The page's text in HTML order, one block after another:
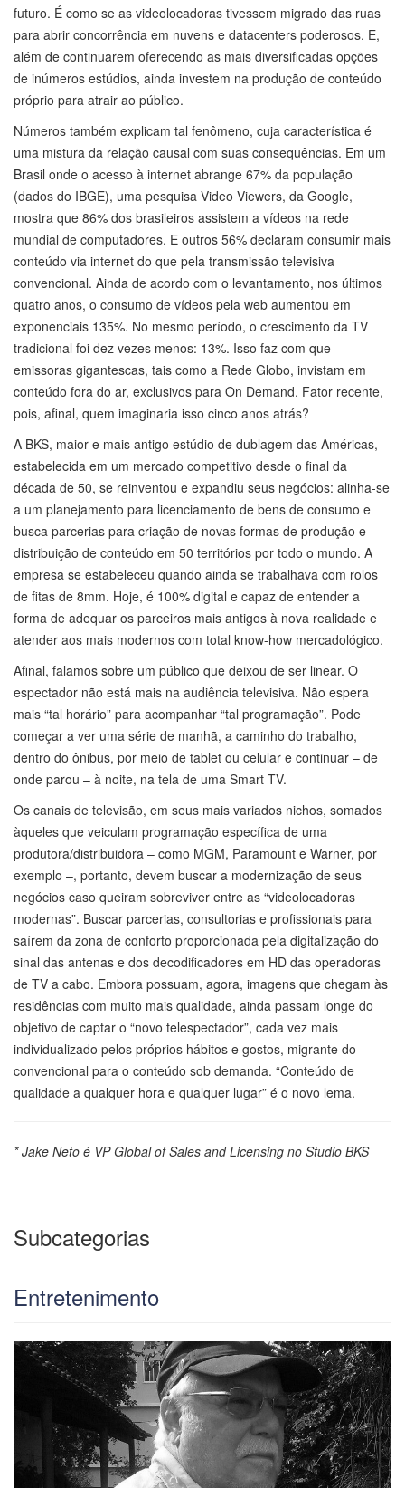
futuro. É como se as videolocadoras tivessem migrado das ruas
para abrir concorrência em nuvens e datacenters poderosos. E,
além de continuarem oferecendo as mais diversificadas opções
de inúmeros estúdios, ainda investem na produção de conteúdo
próprio para atrair ao público.
Números também explicam tal fenômeno, cuja característica é
uma mistura da relação causal com suas consequências. Em um
Brasil onde o acesso à internet abrange 67% da população
(dados do IBGE), uma pesquisa Video Viewers, da Google,
mostra que 86% dos brasileiros assistem a vídeos na rede
mundial de computadores. E outros 56% declaram consumir mais
conteúdo via internet do que pela transmissão televisiva
convencional. Ainda de acordo com o levantamento, nos últimos
quatro anos, o consumo de vídeos pela web aumentou em
exponenciais 135%. No mesmo período, o crescimento da TV
tradicional foi dez vezes menos: 13%. Isso faz com que
emissoras gigantescas, tais como a Rede Globo, invistam em
conteúdo fora do ar, exclusivos para On Demand. Fator recente,
pois, afinal, quem imaginaria isso cinco anos atrás?
A BKS, maior e mais antigo estúdio de dublagem das Américas,
estabelecida em um mercado competitivo desde o final da
década de 50, se reinventou e expandiu seus negócios: alinha-se
a um planejamento para licenciamento de bens de consumo e
busca parcerias para criação de novas formas de produção e
distribuição de conteúdo em 50 territórios por todo o mundo. A
empresa se estabeleceu quando ainda se trabalhava com rolos
de fitas de 8mm. Hoje, é 100% digital e capaz de entender a
forma de adequar os parceiros mais antigos à nova realidade e
atender aos mais modernos com total know-how mercadológico.
Afinal, falamos sobre um público que deixou de ser linear. O
espectador não está mais na audiência televisiva. Não espera
mais “tal horário” para acompanhar “tal programação”. Pode
começar a ver uma série de manhã, a caminho do trabalho,
dentro do ônibus, por meio de tablet ou celular e continuar – de
onde parou – à noite, na tela de uma Smart TV.
Os canais de televisão, em seus mais variados nichos, somados
àqueles que veiculam programação específica de uma
produtora/distribuidora – como MGM, Paramount e Warner, por
exemplo –, portanto, devem buscar a modernização de seus
negócios caso queiram sobreviver entre as “videolocadoras
modernas”. Buscar parcerias, consultorias e profissionais para
saírem da zona de conforto proporcionada pela digitalização do
sinal das antenas e dos decodificadores em HD das operadoras
de TV a cabo. Embora possuam, agora, imagens que chegam às
residências com muito mais qualidade, ainda passam longe do
objetivo de captar o “novo telespectador”, cada vez mais
individualizado pelos próprios hábitos e gostos, migrante do
convencional para o conteúdo sob demanda. “Conteúdo de
qualidade a qualquer hora e qualquer lugar” é o novo lema.
* Jake Neto é VP Global of Sales and Licensing no Studio BKS
Subcategorias
Entretenimento